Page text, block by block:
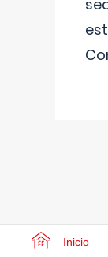
Inicio